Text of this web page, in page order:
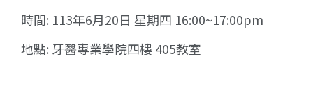
時間: 113年6月20日 星期四 16:00~17:00pm
地點: 牙醫專業學院四樓 405教室